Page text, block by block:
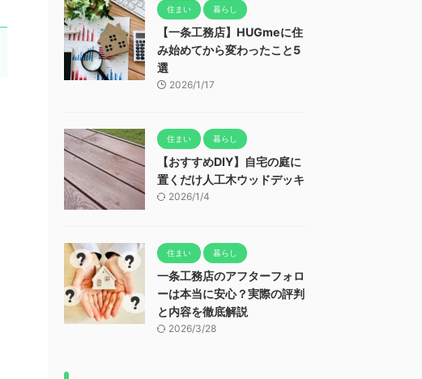
住まい 暮らし
【一条工務店】HUGmeに住
み始めてから変わったこと5
選
2026/1/17
住まい 暮らし
【おすすめDIY】自宅の庭に
置くだけ人工木ウッドデッキ
2026/1/4
住まい 暮らし
一条工務店のアフターフォロ
ーは本当に安心？実際の評判
と内容を徹底解説
2026/3/28